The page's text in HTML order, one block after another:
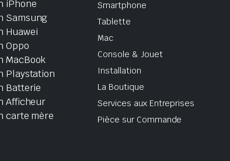
iPhone
Samsung
Huawei
Oppo
MacBook
Playstation
Batterie
Afficheur
carte mère
Smartphone
Tablette
Mac
Console & Jouet
Installation
La Boutique
Services aux Entreprises
Pièce sur Commande